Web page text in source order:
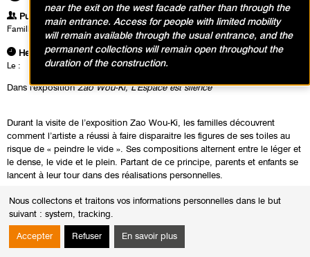
Nous collectons et traitons vos informations personnelles dans le but
suivant : system, tracking.
Accepter Refuser En savoir plus
Publics
Famille
Heures
Le : Dimanche 16 septembre 2018 de 16h00 à 17h00
Dans l'expositionZao Wou-Ki, L'Espace est silence
Durant la visite de l’exposition Zao Wou-Ki, les familles découvrent
comment l’artiste a réussi à faire disparaitre les figures de ses toiles au
risque de « peindre le vide ». Ses compositions alternent entre le léger et
le dense, le vide et le plein. Partant de ce principe, parents et enfants se
lancent à leur tour dans des réalisations personnelles.
À l'occasion des Journées Européennes du Patrimoine, les ateliers en
famille du 16 septembre sont gratuites!
Retrouvez tout le programme de ces deux jours
near the exit on the west facade rather than through the
main entrance. Access for people with limited mobility
will remain available through the usual entrance, and the
permanent collections will remain open throughout the
duration of the construction.